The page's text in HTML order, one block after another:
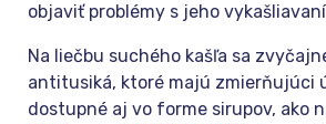
objaviť problémy s jeho
Na liečbu suchého kašľa sa
antitusiká, ktoré majú zmierňujúci
dostupné aj vo forme sirupov, ako